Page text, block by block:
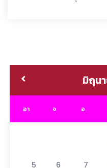
มิถุน
อา. จ. อ.
5 6 7